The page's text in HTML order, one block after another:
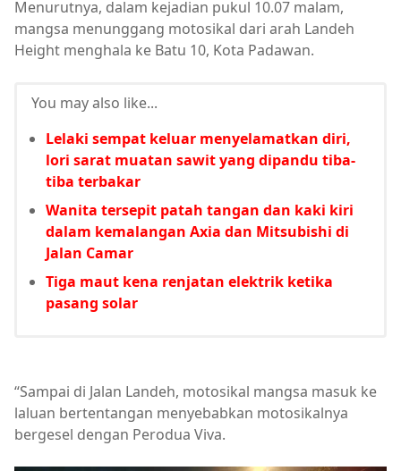
Menurutnya, dalam kejadian pukul 10.07 malam,
mangsa menunggang motosikal dari arah Landeh
Height menghala ke Batu 10, Kota Padawan.
You may also like...
Lelaki sempat keluar menyelamatkan diri,
lori sarat muatan sawit yang dipandu tiba-
tiba terbakar
Wanita tersepit patah tangan dan kaki kiri
dalam kemalangan Axia dan Mitsubishi di
Jalan Camar
Tiga maut kena renjatan elektrik ketika
pasang solar
“Sampai di Jalan Landeh, motosikal mangsa masuk ke
laluan bertentangan menyebabkan motosikalnya
bergesel dengan Perodua Viva.